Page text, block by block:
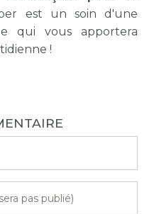
est un soin d'une
qui vous apportera
!